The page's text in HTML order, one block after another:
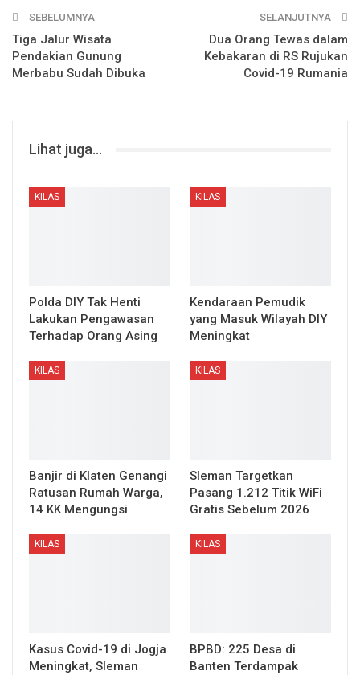
SEBELUMNYA
Tiga Jalur Wisata
Pendakian Gunung
Merbabu Sudah Dibuka
SELANJUTNYA
Dua Orang Tewas dalam
Kebakaran di RS Rujukan
Covid-19 Rumania
Lihat juga...
KILAS
Polda DIY Tak Henti
Lakukan Pengawasan
Terhadap Orang Asing
KILAS
Kendaraan Pemudik
yang Masuk Wilayah DIY
Meningkat
KILAS
Banjir di Klaten Genangi
Ratusan Rumah Warga,
14 KK Mengungsi
KILAS
Sleman Targetkan
Pasang 1.212 Titik WiFi
Gratis Sebelum 2026
KILAS
Kasus Covid-19 di Jogja
Meningkat, Sleman
KILAS
BPBD: 225 Desa di
Banten Terdampak